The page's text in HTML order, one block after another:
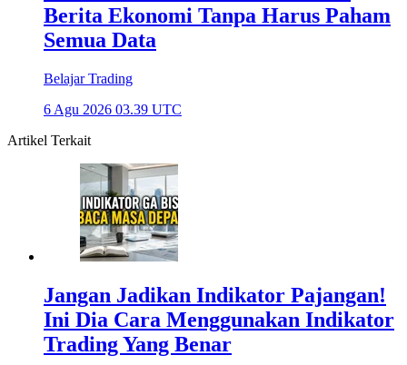
Berita Ekonomi Tanpa Harus Paham
Semua Data
Belajar Trading
6 Agu 2026 03.39 UTC
Artikel Terkait
Jangan Jadikan Indikator Pajangan!
Ini Dia Cara Menggunakan Indikator
Trading Yang Benar